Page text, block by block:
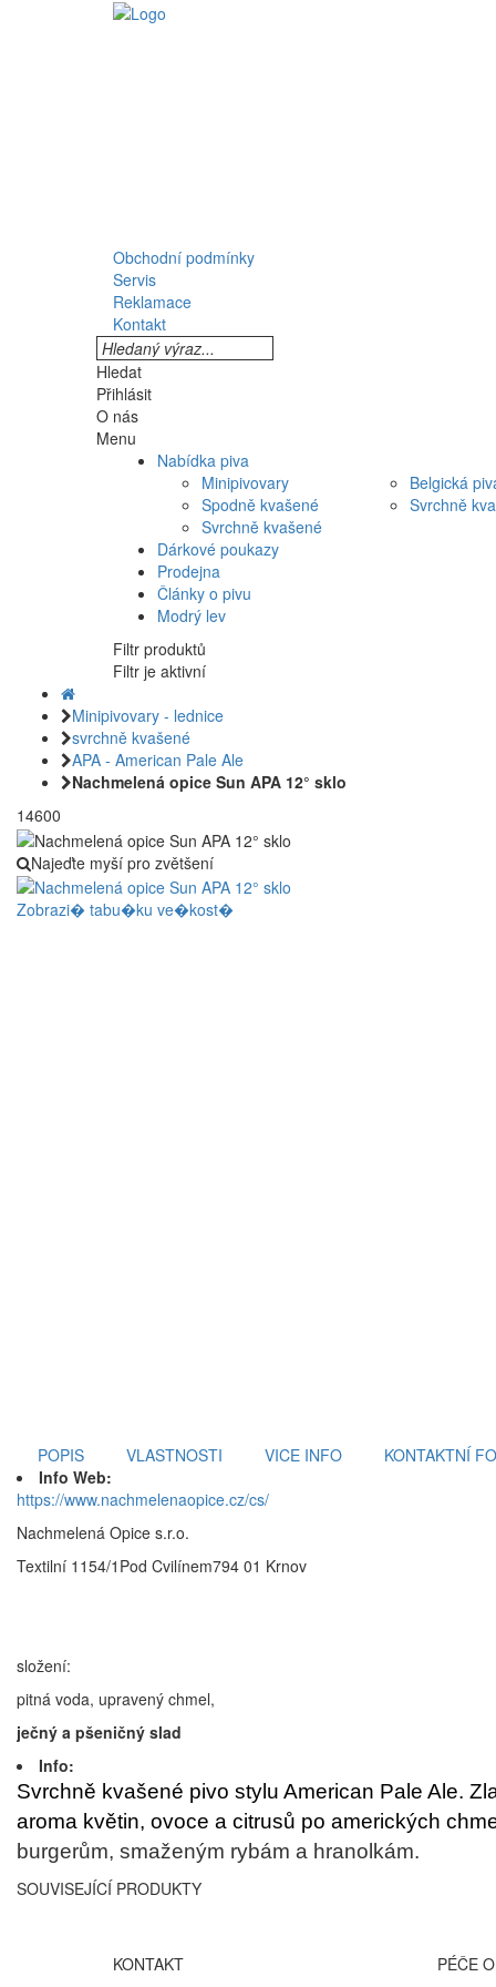
Obchodní podmínky
Servis
Reklamace
Kontakt
Hledat
Přihlásit
O nás
Menu
Nabídka piva
Minipivovary
Spodně kvašené
Svrchně kvašené
Belgická
Svrchně
Dárkové poukazy
Prodejna
Články o pivu
Modrý lev
Filtr produktů
Filtr je aktivní
Minipivovary - lednice
svrchně kvašené
APA - American Pale Ale
Nachmelená opice Sun APA 12° sklo
14600
Najeďte myší pro zvětšení
Zobrazi� tabu�ku ve�kost�
POPIS
VLASTNOSTI VICE INFO
KONTAKTNÍ
Info Web:
https://www.nachmelenaopice.cz/cs/
Nachmelená Opice s.r.o.
Textilní 1154/1Pod Cvilínem794 01 Krnov
složení:
pitná voda, upravený chmel,
ječný a pšeničný slad
Info:
Svrchně kvašené pivo stylu American Pale Ale.
aroma květin, ovoce a citrusů po amerických
burgerům, smaženým rybám a hranolkám.
SOUVISEJÍCÍ PRODUKTY
KONTAKT
PÉČE